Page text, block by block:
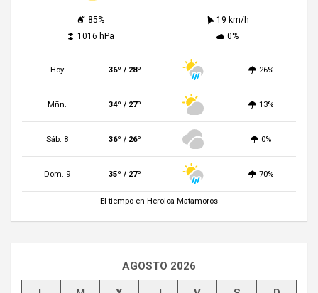
85%
19 km/h
1016 hPa
0%
Hoy 36º / 28º 26%
Mñn. 34º / 27º 13%
Sáb. 8 36º / 26º 0%
Dom. 9 35º / 27º 70%
El tiempo en Heroica Matamoros
AGOSTO 2026